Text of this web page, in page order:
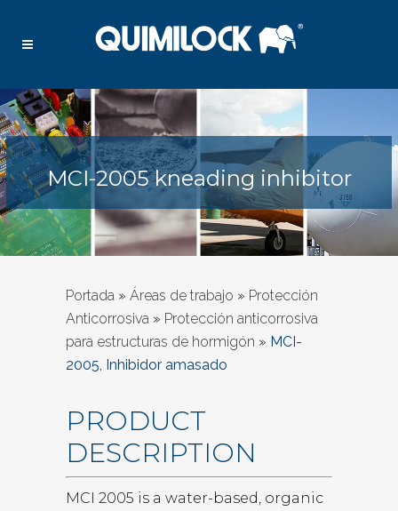
MCI-2005 kneading inhibitor
Portada » Áreas de trabajo » Protección
Anticorrosiva » Protección anticorrosiva
para estructuras de hormigón » MCI-
2005, Inhibidor amasado
PRODUCT
DESCRIPTION
MCI 2005 is a water-based, organic